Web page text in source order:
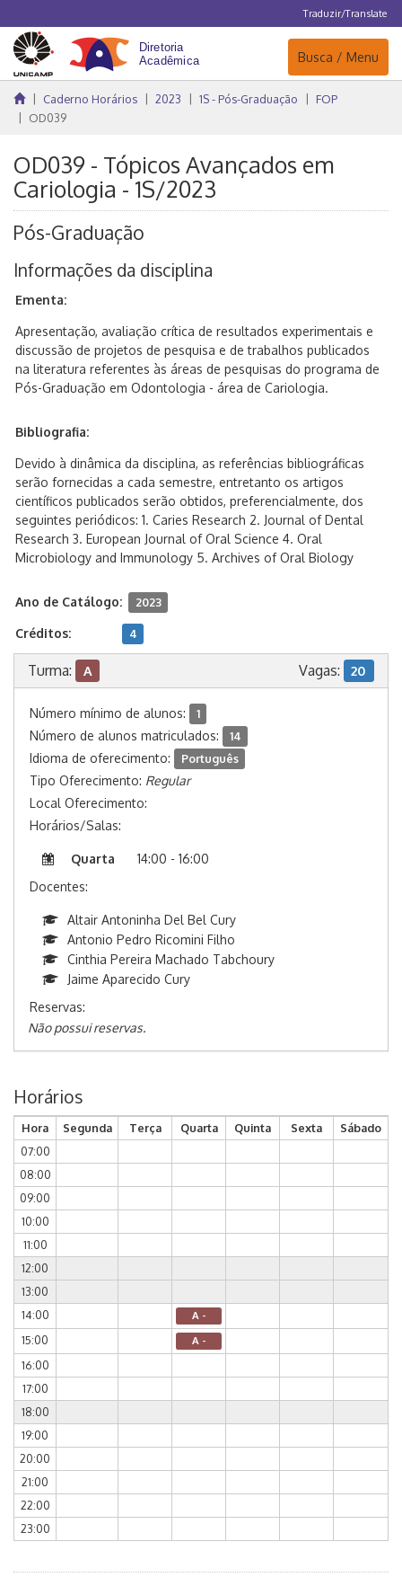
Traduzir/Translate
Navegação
Busca / Menu
Caderno Horários 2023 1S - Pós-Graduação
FOP
OD039
OD039 - Tópicos Avançados em
Cariologia - 1S/2023
Pós-Graduação
Informações da disciplina
Ementa:
Apresentação, avaliação crítica de resultados experimentais e
discussão de projetos de pesquisa e de trabalhos publicados
na literatura referentes às áreas de pesquisas do programa de
Pós-Graduação em Odontologia - área de Cariologia.
Bibliografia:
Devido à dinâmica da disciplina, as referências bibliográficas
serão fornecidas a cada semestre, entretanto os artigos
científicos publicados serão obtidos, preferencialmente, dos
seguintes periódicos: 1. Caries Research 2. Journal of Dental
Research 3. European Journal of Oral Science 4. Oral
Microbiology and Immunology 5. Archives of Oral Biology
Ano de Catálogo: 2023
Créditos: 4
Turma: A Vagas: 20
Número mínimo de alunos: 1
Número de alunos matriculados: 14
Idioma de oferecimento: Português
Tipo Oferecimento: Regular
Local Oferecimento:
Horários/Salas:
Quarta
14:00 - 16:00
Docentes:
Altair Antoninha Del Bel Cury
Antonio Pedro Ricomini Filho
Cinthia Pereira Machado Tabchoury
Jaime Aparecido Cury
Reservas:
Não possui reservas.
Horários
Hora Segunda Terça Quarta Quinta Sexta
Sábado
07:00
08:00
09:00
10:00
11:00
12:00
13:00
14:00
A -
15:00 A -
16:00
17:00
18:00
19:00
20:00
21:00
22:00
23:00